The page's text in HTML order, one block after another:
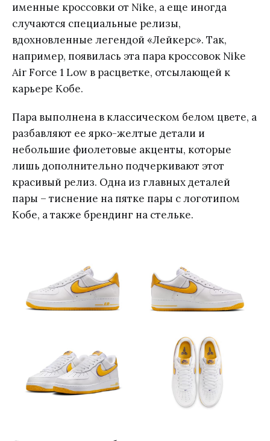
именные кроссовки от Nike, а еще иногда
случаются специальные релизы,
вдохновленные легендой «Лейкерс». Так,
например, появилась эта пара кроссовок Nike
Air Force 1 Low в расцветке, отсылающей к
карьере Кобе.
Пара выполнена в классическом белом цвете, а
разбавляют ее ярко-желтые детали и
небольшие фиолетовые акценты, которые
лишь дополнительно подчеркивают этот
красивый релиз. Одна из главных деталей
пары – тиснение на пятке пары с логотипом
Кобе, а также брендинг на стельке.